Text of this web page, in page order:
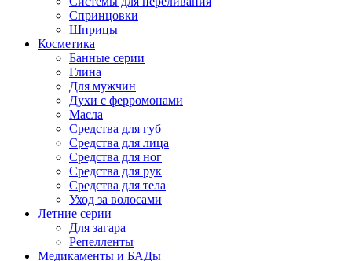
Спринцовки
Шприцы
Косметика
Банные серии
Глина
Для мужчин
Духи с ферромонами
Масла
Средства для губ
Средства для лица
Средства для ног
Средства для рук
Средства для тела
Уход за волосами
Летние серии
Для загара
Репелленты
Медикаменты и БАДы